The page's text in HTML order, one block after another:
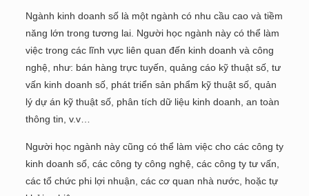
Ngành kinh doanh số là một ngành có nhu cầu cao và tiềm
năng lớn trong tương lai. Người học ngành này có thể làm
việc trong các lĩnh vực liên quan đến kinh doanh và công
nghệ, như: bán hàng trực tuyến, quảng cáo kỹ thuật số, tư
vấn kinh doanh số, phát triển sản phẩm kỹ thuật số, quản
lý dự án kỹ thuật số, phân tích dữ liệu kinh doanh, an toàn
thông tin, v.v…
Người học ngành này cũng có thể làm việc cho các công ty
kinh doanh số, các công ty công nghệ, các công ty tư vấn,
các tổ chức phi lợi nhuận, các cơ quan nhà nước, hoặc tự